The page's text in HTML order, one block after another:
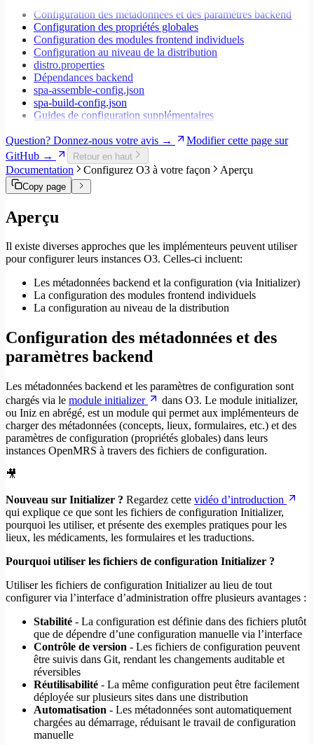
Espaces de travail
Modales
Styles
Champs de recherche
Internationalisation
Gestion des erreurs
Tests
Performance
Configuration des métadonnées et des paramètres backend
Configuration des propriétés globales
Configuration des modules frontend individuels
Configuration au niveau de la distribution
distro.properties
Dépendances backend
spa-assemble-config.json
spa-build-config.json
Guides de configuration supplémentaires
Question? Donnez-nous votre avis →
Modifier cette page sur
GitHub →
Retour en haut
Documentation Configurez O3 à votre façon Aperçu
Copy page
Aperçu
Il existe diverses approches que les implémenteurs peuvent utiliser
pour configurer leurs instances O3. Celles-ci incluent:
Les métadonnées backend et la configuration (via Initializer)
La configuration des modules frontend individuels
La configuration au niveau de la distribution
Configuration des métadonnées et des
paramètres backend
Les métadonnées backend et les paramètres de configuration sont
chargés via le module initializer
dans O3. Le module initializer,
ou Iniz en abrégé, est un module qui permet aux implémenteurs de
charger des métadonnées (concepts, lieux, formulaires, etc.) et des
paramètres de configuration (propriétés globales) dans leurs
instances OpenMRS à travers des fichiers de configuration.
🎥
Nouveau sur Initializer ? Regardez cette vidéo d’introduction
qui explique ce que sont les fichiers de configuration Initializer,
pourquoi les utiliser, et présente des exemples pratiques pour les
lieux, les médicaments, les formulaires et les traductions.
Pourquoi utiliser les fichiers de configuration Initializer ?
Utiliser les fichiers de configuration Initializer au lieu de tout
configurer via l’interface d’administration offre plusieurs avantages :
Stabilité - La configuration est définie dans des fichiers plutôt
que de dépendre d’une configuration manuelle via l’interface
Contrôle de version - Les fichiers de configuration peuvent
être suivis dans Git, rendant les changements auditable et
réversibles
Réutilisabilité - La même configuration peut être facilement
déployée sur plusieurs sites dans une distribution
Automatisation - Les métadonnées sont automatiquement
chargées au démarrage, réduisant le travail de configuration
manuelle